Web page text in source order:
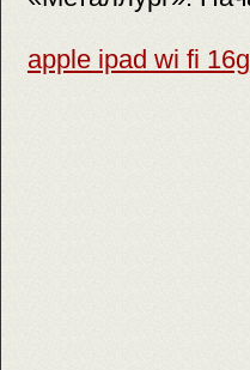
apple ipad wi fi